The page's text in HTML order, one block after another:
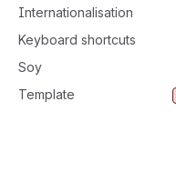
Internationalisation
Keyboard shortcuts
Soy
Template